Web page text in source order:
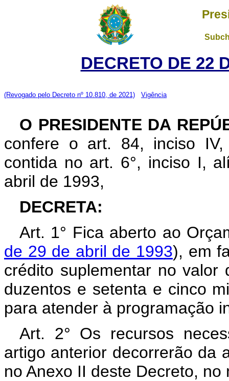
DECRETO DE 22
(Revogado pelo Decreto nº 10.810, de 2021) Vigência
O PRESIDENTE DA
confere o art. 84, inciso
contida no art. 6°, inciso I,
abril de 1993,
DECRETA:
Art. 1° Fica aberto ao
de 29 de abril de 1993), em
crédito suplementar no valor
duzentos e setenta e cinco
para atender à programação
Art. 2° Os recursos
artigo anterior decorrerão da
no Anexo II deste Decreto,